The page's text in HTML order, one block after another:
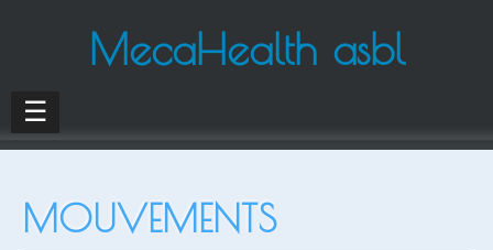
MecaHealth asbl
☰
MOUVEMENTS